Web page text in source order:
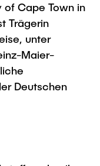
of Cape Town in
Trägerin
unter
Maier-
Deutschen